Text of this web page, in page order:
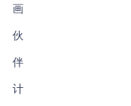
画
伙
伴
计